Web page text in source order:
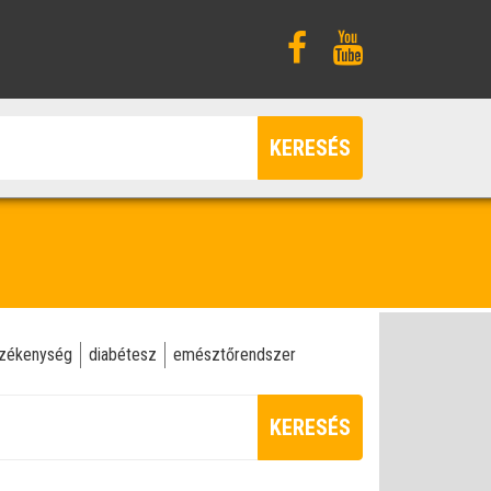
KERESÉS
diabétesz emésztőrendszer
KERESÉS